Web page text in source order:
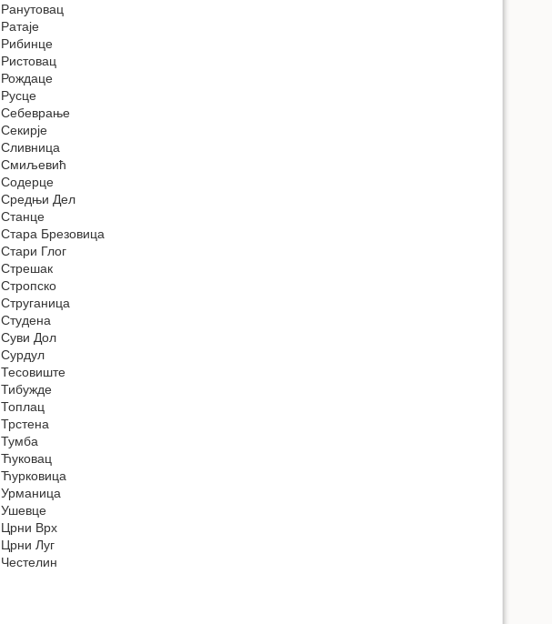
Ранутовац
Ратаје
Рибинце
Ристовац
Рождаце
Русце
Себеврањe
Секирје
Сливница
Смиљевић
Содерце
Средњи Дел
Станце
Стара Брезовица
Стари Глог
Стрешак
Стропско
Струганица
Студена
Суви Дол
Сурдул
Тесовиште
Тибужде
Топлац
Трстена
Тумба
Ћуковац
Ћурковица
Урманица
Ушевце
Црни Врх
Црни Луг
Честелин